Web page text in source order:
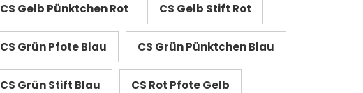
CS Gelb Pünktchen Rot CS Gelb Stift Rot
CS Grün Pfote Blau CS Grün Pünktchen Blau
CS Grün Stift Blau CS Rot Pfote Gelb